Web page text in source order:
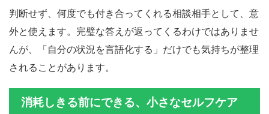
判断せず、何度でも付き合ってくれる相談相手として、意
外と使えます。完璧な答えが返ってくるわけではありませ
んが、「自分の状況を言語化する」だけでも気持ちが整理
されることがあります。
消耗しきる前にできる、小さなセルフケア